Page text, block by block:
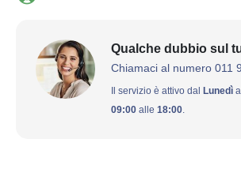
Qualche dubbio sul
Chiamaci al numero 011
Il servizio è attivo dal Lunedì al
09:00 alle 18:00.